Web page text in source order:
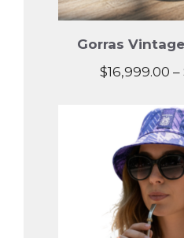
Gorras
$16,999.00 –